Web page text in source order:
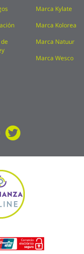
Marca Kylate
Marca Kolorea
Marca Natuur
Marca Wesco